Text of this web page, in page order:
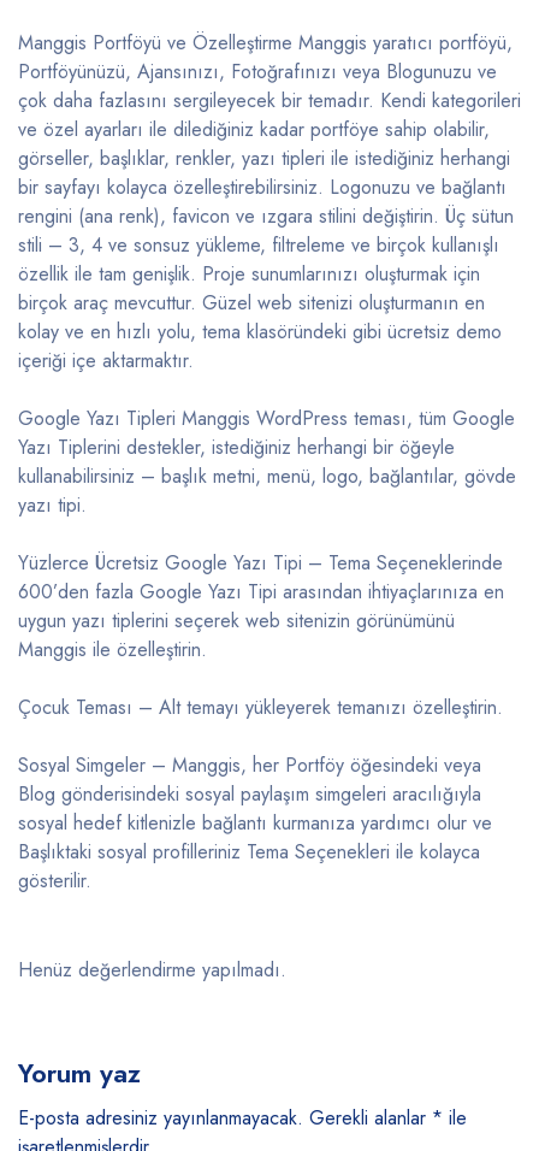
Manggis Portföyü ve Özelleştirme Manggis yaratıcı portföyü,
Portföyünüzü, Ajansınızı, Fotoğrafınızı veya Blogunuzu ve
çok daha fazlasını sergileyecek bir temadır. Kendi kategorileri
ve özel ayarları ile dilediğiniz kadar portföye sahip olabilir,
görseller, başlıklar, renkler, yazı tipleri ile istediğiniz herhangi
bir sayfayı kolayca özelleştirebilirsiniz. Logonuzu ve bağlantı
rengini (ana renk), favicon ve ızgara stilini değiştirin. Üç sütun
stili – 3, 4 ve sonsuz yükleme, filtreleme ve birçok kullanışlı
özellik ile tam genişlik. Proje sunumlarınızı oluşturmak için
birçok araç mevcuttur. Güzel web sitenizi oluşturmanın en
kolay ve en hızlı yolu, tema klasöründeki gibi ücretsiz demo
içeriği içe aktarmaktır.
Google Yazı Tipleri Manggis WordPress teması, tüm Google
Yazı Tiplerini destekler, istediğiniz herhangi bir öğeyle
kullanabilirsiniz – başlık metni, menü, logo, bağlantılar, gövde
yazı tipi.
Yüzlerce Ücretsiz Google Yazı Tipi – Tema Seçeneklerinde
600’den fazla Google Yazı Tipi arasından ihtiyaçlarınıza en
uygun yazı tiplerini seçerek web sitenizin görünümünü
Manggis ile özelleştirin.
Çocuk Teması – Alt temayı yükleyerek temanızı özelleştirin.
Sosyal Simgeler – Manggis, her Portföy öğesindeki veya
Blog gönderisindeki sosyal paylaşım simgeleri aracılığıyla
sosyal hedef kitlenizle bağlantı kurmanıza yardımcı olur ve
Başlıktaki sosyal profilleriniz Tema Seçenekleri ile kolayca
gösterilir.
Henüz değerlendirme yapılmadı.
Yorum yaz
E-posta adresiniz yayınlanmayacak. Gerekli alanlar * ile